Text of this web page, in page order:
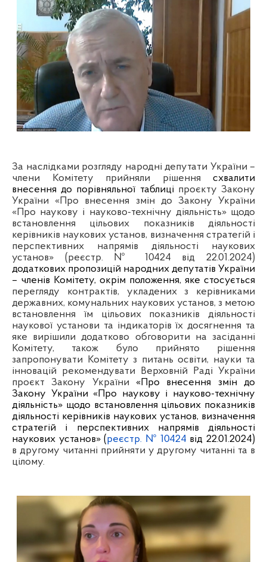
За наслідками розгляду народні депутати України –
члени Комітету прийняли рішення схвалити
внесення до порівняльної таблиці проєкту Закону
України «Про внесення змін до Закону України
«Про наукову і науково-технічну діяльність» щодо
встановлення цільових показників діяльності
керівників наукових установ, визначення стратегій і
перспективних напрямів діяльності наукових
установ» (реєстр. № 10424 від 22.01.2024)
додаткових пропозицій народних депутатів України
– членів Комітету, окрім положення, яке стосується
перегляду контрактів, укладених з керівниками
державних, комунальних наукових установ, з метою
встановлення їм цільових показників діяльності
наукової установи та індикаторів їх досягнення та
яке вирішили додатково обговорити на засіданні
Комітету, також було прийнято рішення
запропонувати Комітету з питань освіти, науки та
інновацій рекомендувати Верховній Раді України
проєкт Закону України «Про внесення змін до
Закону України «Про наукову і науково-технічну
діяльність» щодо встановлення цільових показників
діяльності керівників наукових установ, визначення
стратегій і перспективних напрямів діяльності
наукових установ» (реєстр. № 10424 від 22.01.2024)
в другому читанні прийняти у другому читанні та в
цілому.